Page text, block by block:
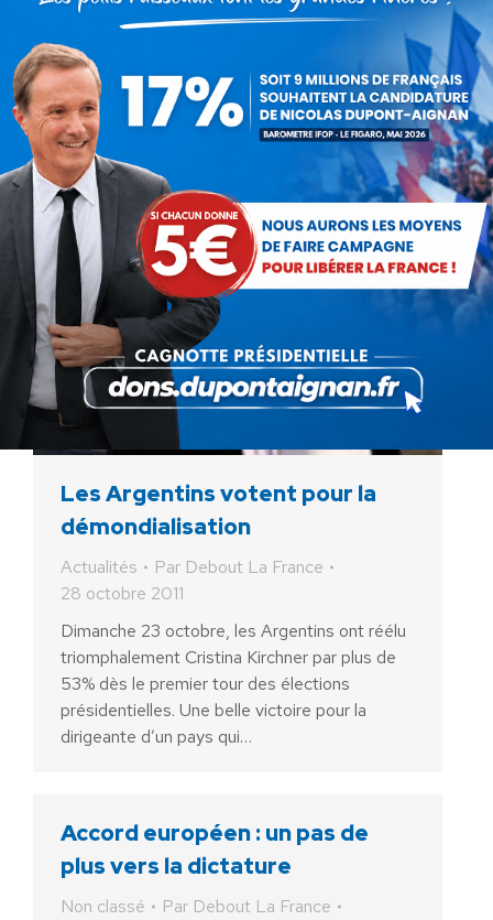
Du « Tout est possible » au
« Rien n’est possible »
Non classé ParDebout La France
28 octobre 2011
Les Argentins votent pour la
démondialisation
Actualités Par Debout La France
28 octobre 2011
Dimanche 23 octobre, les Argentins ont réélu
triomphalement Cristina Kirchner par plus de
53% dès le premier tour des élections
présidentielles. Une belle victoire pour la
dirigeante d’un pays qui…
Accord européen : un pas de
plus vers la dictature
Non classé Par Debout La France